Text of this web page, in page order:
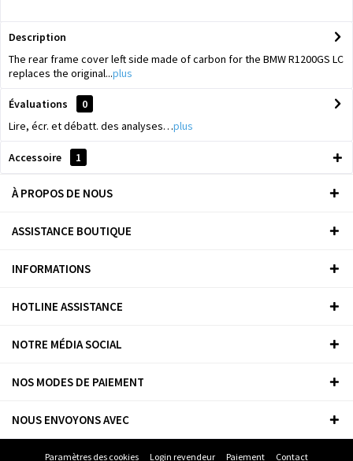
Description
The rear frame cover left side made of carbon for the BMW R1200GS LC
replaces the original...plus
Évaluations
0
Lire, écr. et débatt. des analyses…plus
Accessoire 1
À PROPOS DE NOUS
ASSISTANCE BOUTIQUE
INFORMATIONS
HOTLINE ASSISTANCE
NOTRE MÉDIA SOCIAL
NOS MODES DE PAIEMENT
NOUS ENVOYONS AVEC
Paramètres des cookies Login revendeur Paiement Contact